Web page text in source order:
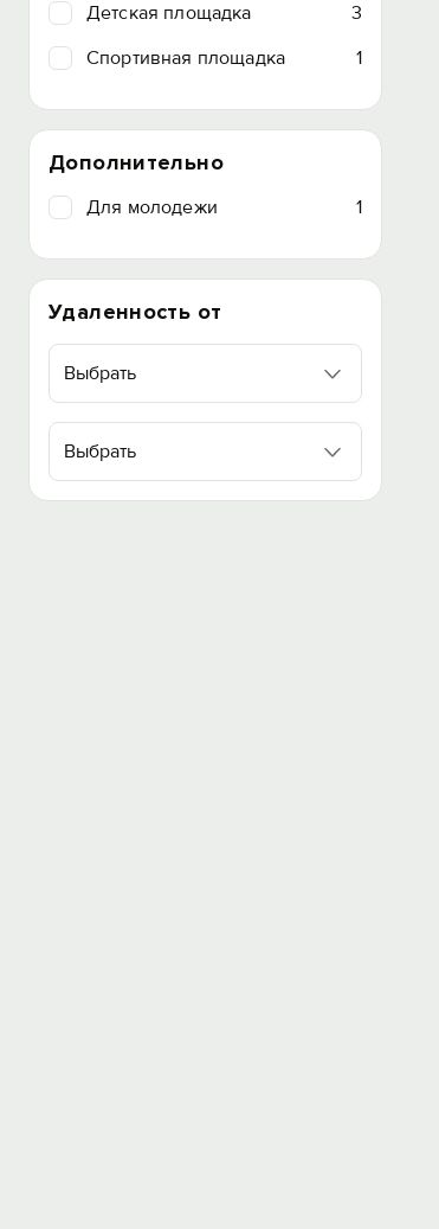
Детская площадка
3
Спортивная площадка
1
Дополнительно
Для молодежи 1
Удаленность от
Выбрать
Выбрать